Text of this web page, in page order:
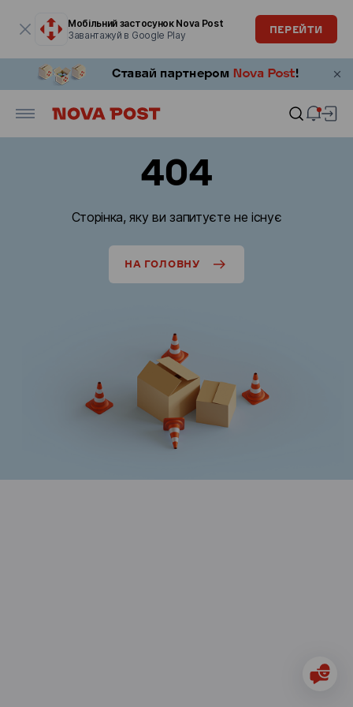
Мобільний застосунок Nova Post
Завантажуй в Google Play
ПЕРЕЙТИ
404
Сторінка, яку ви запитуєте не існує
НА ГОЛОВНУ